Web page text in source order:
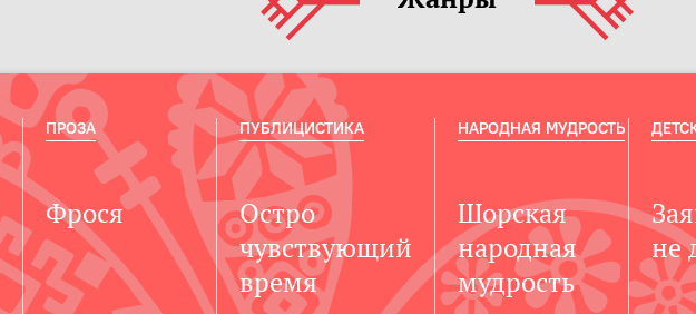
Фрося
ПРОЗА
Остро
чувствующий
время
ПУБЛИЦИСТИКА
Шорская
народная
мудрость
НАРОДНАЯ МУДРОСТЬ
не